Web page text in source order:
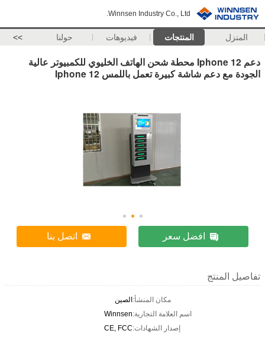
Winnsen Industry Co., Ltd.
المنزل المنتجات فيديوهات حولنا >>
دعم Iphone 12 محطة شحن الهاتف الخليوي للكمبيوتر عالية
الجودة مع دعم شاشة كبيرة تعمل باللمس Iphone 12
افضل سعر اتصل بنا
تفاصيل المنتج
مكان المنشأ:الصين
اسم العلامة التجارية:Winnsen
إصدار الشهادات:CE, FCC